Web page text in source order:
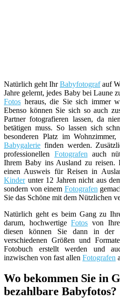
Natürlich geht IhrBabyfotografauf
Jahre gelernt, jedes Baby bei Laune
Fotos heraus, die Sie sich immer
Ebenso können Sie sich so auch
Partner fotografieren lassen, da
betätigen muss. So lassen sich
besonderen Platz im
Babygalerie finden werden.
professionellen Fotografen auch
Ihrem Baby ins Ausland zu reisen.
einen Ausweis für Reisen in
Kinderunter 12 Jahren nicht aus
sondern von einem Fotografen
Sie das Schöne mit dem Nützlichen
Natürlich geht es beim Gang zu
darum, hochwertigeFotos von
diesen können Sie dann in der
verschiedenen Größen und
Fotobuch erstellt werden und
inzwischen von fast allen Fotografen
Wo bekommen Sie in
bezahlbare Babyfotos?